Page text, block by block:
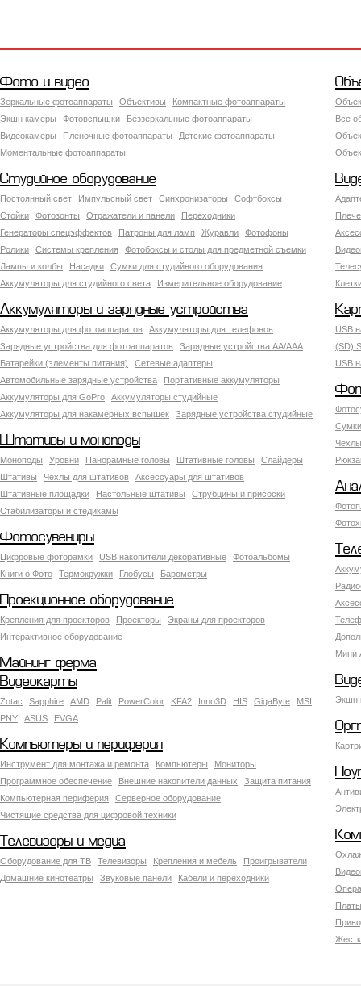
Фото и видео
Зеркальные фотоаппараты Объективы
Компактные фотоаппараты
Экшн камеры
Фотовспышки
Беззеркальные фотоаппараты
Видеокамеры
Пленочные фотоаппараты
Детские фотоаппараты
Моментальные фотоаппараты
Все
Студийное оборудование
Постоянный свет Импульсный свет Синхронизаторы
Софтбоксы
Стойки
Фотозонты Отражатели и панели
Переходники
Генераторы спецэффектов
Патроны для ламп Журавли
Фотофоны
Ролики
Системы крепления
Фотобоксы и столы для предметной съемки
Лампы и колбы
Насадки
Сумки для студийного оборудования
Аккумуляторы для студийного света
Измерительное оборудование
Аккумуляторы и зарядные устройства
Аккумуляторы для фотоаппаратов
Аккумуляторы для телефонов
Зарядные устройства для фотоаппаратов
Зарядные устройства AA/AAA
Батарейки (элементы питания)
Сетевые адаптеры
Автомобильные зарядные устройства
Портативные аккумуляторы
Аккумуляторы для GoPro
Аккумуляторы студийные
Аккумуляторы для накамерных вспышек
Зарядные устройства студийные
USB
(SD)
USB
Штативы и моноподы
Моноподы Уровни Панорамные головы Штативные головы
Слайдеры
Штативы
Чехлы для штативов
Аксессуары для штативов
Штативные площадки
Настольные штативы
Струбцины и присоски
Стабилизаторы и стедикамы
Фотосувениры
Цифровые фоторамки USB накопители декоративные
Фотоальбомы
Книги о Фото
Термокружки Глобусы Барометры
Мини
Проекционное оборудование
Крепления для проекторов Проекторы
Экраны для проекторов
Интерактивное оборудование
Майнинг ферма
Экшн
Видеокарты
Zotac Sapphire AMD Palit PowerColor KFA2 Inno3D HIS GigaByte
MSI
PNY
ASUS EVGA
Компьютеры и периферия
Инструмент для монтажа и ремонта Компьютеры
Мониторы
Программное обеспечение
Внешние накопители данных
Защита питания
Компьютерная периферия
Серверное оборудование
Чистящие средства для цифровой техники
Телевизоры и медиа
Оборудование для ТВ Телевизоры Крепления и мебель
Проигрыватели
Домашние кинотеатры
Звуковые панели Кабели и переходники